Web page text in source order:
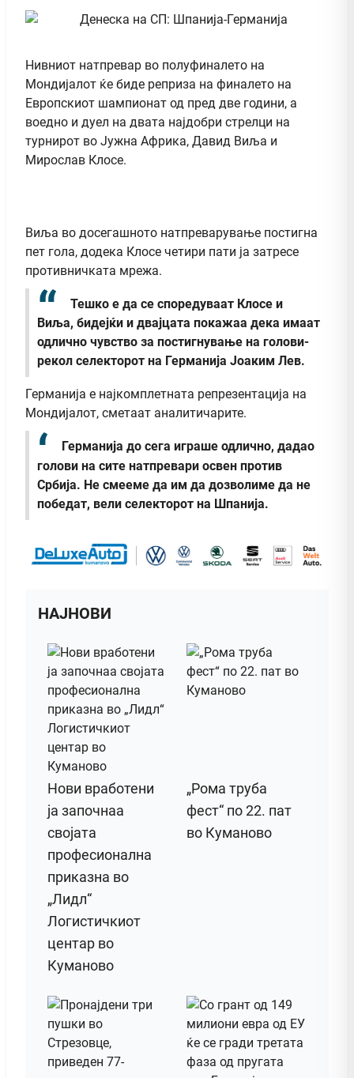
Нивниот натпревар во полуфиналето на
Мондијалот ќе биде реприза на финалето на
Европскиот шампионат од пред две години, а
воедно и дуел на двата најдобри стрелци на
турнирот во Јужна Африка, Давид Виља и
Мирослав Клосе.
Виља во досегашното натпреварување постигна
пет гола, додека Клосе четири пати ја затресе
противничката мрежа.
Тешко е да се споредуваат Клосе и
Виља, бидејќи и двајцата покажаа дека имаат
одлично чувство за постигнување на голови-
рекол селекторот на Германија Јоаким Лев.
Германија е најкомплетната репрезентација на
Мондијалот, сметаат аналитичарите.
Германија до сега играше одлично, дадао
голови на сите натпревари освен против
Србија. Не смееме да им да дозволиме да не
победат, вели селекторот на Шпанија.
НАЈНОВИ
Нови вработени
ја започнаа
својата
професионална
приказна во
„Лидл“
Логистичкиот
центар во
Куманово
„Рома труба
фест“ по 22. пат
во Куманово